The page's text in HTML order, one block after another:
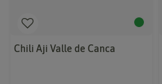
Chili Aji Valle de Canca